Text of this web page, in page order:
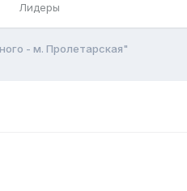
Лидеры
- м. Пролетарская"